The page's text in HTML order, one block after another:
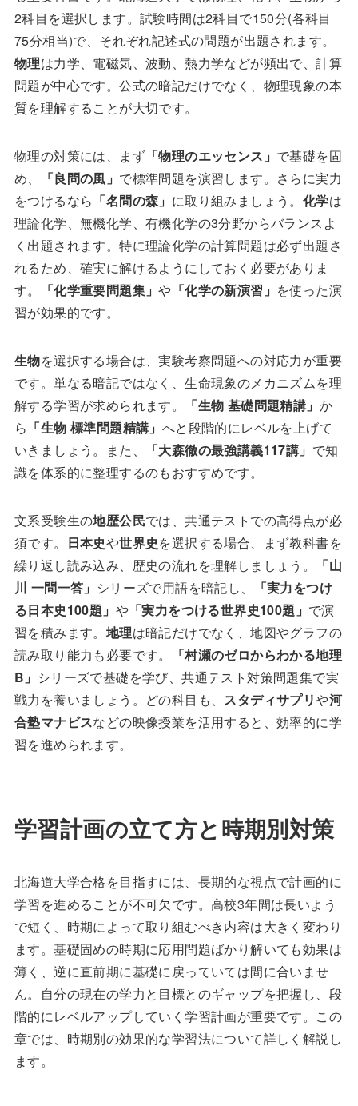
2科目を選択します。試験時間は2科目で150分(各科目
75分相当)で、それぞれ記述式の問題が出題されます。
物理は力学、電磁気、波動、熱力学などが頻出で、計算
問題が中心です。公式の暗記だけでなく、物理現象の本
質を理解することが大切です。
物理の対策には、まず「物理のエッセンス」 で基礎を固
め、
「良問の風」 で標準問題を演習します。さらに実力
をつけるなら 「名問の森」 に取り組みましょう。 化学は
理論化学、無機化学、有機化学の3分野からバランスよ
く出題されます。特に理論化学の計算問題は必ず出題さ
れるため、確実に解けるようにしておく必要がありま
す。
「化学重要問題集」や 「化学の新演習」 を使った演
習が効果的です。
生物を選択する場合は、実験考察問題への対応力が重要
です。単なる暗記ではなく、生命現象のメカニズムを理
解する学習が求められます。
「生物 基礎問題精講」 か
ら 「生物 標準問題精講」 へと段階的にレベルを上げて
いきましょう。また、
「大森徹の最強講義117講」 で知
識を体系的に整理するのもおすすめです。
文系受験生の地歴公民では、共通テストでの高得点が必
須です。
日本史や世界史を選択する場合、まず教科書を
繰り返し読み込み、歴史の流れを理解しましょう。
「山
川 一問一答」 シリーズで用語を暗記し、
「実力をつけ
る日本史100題」 や「実力をつける世界史100題」 で演
習を積みます。 地理は暗記だけでなく、地図やグラフの
読み取り能力も必要です。
「村瀬のゼロからわかる地理
B」 シリーズで基礎を学び、共通テスト対策問題集で実
戦力を養いましょう。どの科目も、 スタディサプリや河
合塾マナビスなどの映像授業を活用すると、効率的に学
習を進められます。
学習計画の立て方と時期別対策
北海道大学合格を目指すには、長期的な視点で計画的に
学習を進めることが不可欠です。高校3年間は長いよう
で短く、時期によって取り組むべき内容は大きく変わり
ます。基礎固めの時期に応用問題ばかり解いても効果は
薄く、逆に直前期に基礎に戻っていては間に合いませ
ん。自分の現在の学力と目標とのギャップを把握し、段
階的にレベルアップしていく学習計画が重要です。この
章では、時期別の効果的な学習法について詳しく解説し
ます。